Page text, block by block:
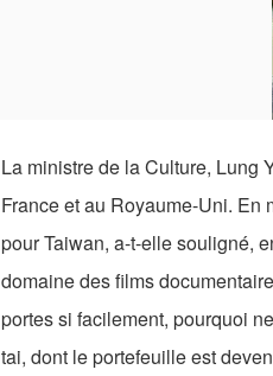
La ministre de la Culture, Lung
France et au Royaume-Uni. En
pour Taiwan, a-t-elle souligné,
domaine des films
portes si facilement, pourquoi
tai, dont le portefeuille est